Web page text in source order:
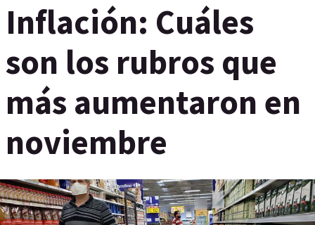
Inflación: Cuáles
son los rubros que
más aumentaron en
noviembre